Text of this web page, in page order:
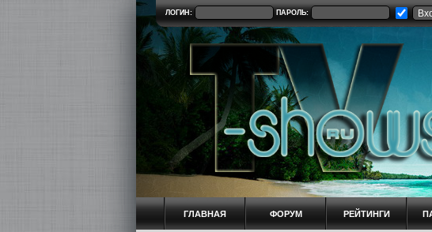
ЛОГИН: ПАРОЛЬ:
ГЛАВНАЯ ФОРУМ РЕЙТИНГИ